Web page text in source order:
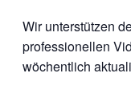
Wir unterstützen
professionellen
wöchentlich